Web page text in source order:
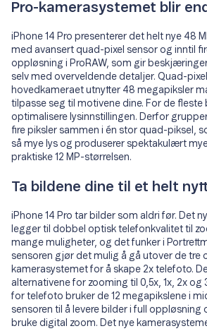
Pro-kamerasystemet blir
iPhone 14 Pro presenterer det helt nye 48
med avansert quad-pixel sensor og inntil
oppløsning i ProRAW, som gir
selv med overveldende detaljer. Quad-
hovedkameraet utnytter 48 mega­piksler
tilpasse seg til motivene dine. For de fleste
optimalisere lysinnstillingen. Derfor
fire piksler sammen i én stor quad-piksel,
så mye lys og produserer spektakulært
praktiske 12 MP-størrelsen.
Ta bildene dine til et helt
iPhone 14 Pro tar bilder som aldri før. Det
legger til dobbel optisk telefonkvalitet til
mange muligheter, og det funker i
sensoren gjør det mulig å gå utover de tre
kamerasystemet for å skape 2x telefoto.
alternativene for zooming til 0,5x, 1x, 2x og
for telefoto bruker de 12 megapikslene i
sensoren til å levere bilder i full opp­løsning
bruke digital zoom. Det nye